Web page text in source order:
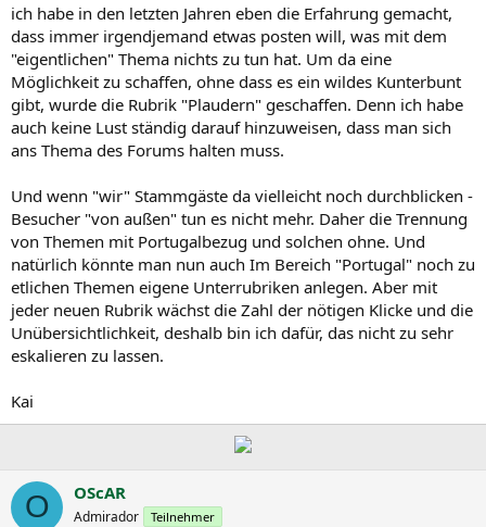
ich habe in den letzten Jahren eben die Erfahrung gemacht,
dass immer irgendjemand etwas posten will, was mit dem
"eigentlichen" Thema nichts zu tun hat. Um da eine
Möglichkeit zu schaffen, ohne dass es ein wildes Kunterbunt
gibt, wurde die Rubrik "Plaudern" geschaffen. Denn ich habe
auch keine Lust ständig darauf hinzuweisen, dass man sich
ans Thema des Forums halten muss.
Und wenn "wir" Stammgäste da vielleicht noch durchblicken -
Besucher "von außen" tun es nicht mehr. Daher die Trennung
von Themen mit Portugalbezug und solchen ohne. Und
natürlich könnte man nun auch Im Bereich "Portugal" noch zu
etlichen Themen eigene Unterrubriken anlegen. Aber mit
jeder neuen Rubrik wächst die Zahl der nötigen Klicke und die
Unübersichtlichkeit, deshalb bin ich dafür, das nicht zu sehr
eskalieren zu lassen.
Kai
O OScAR
Admirador Teilnehmer